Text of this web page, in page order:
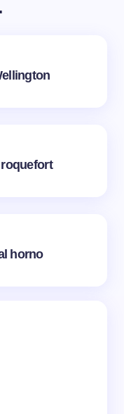
horno